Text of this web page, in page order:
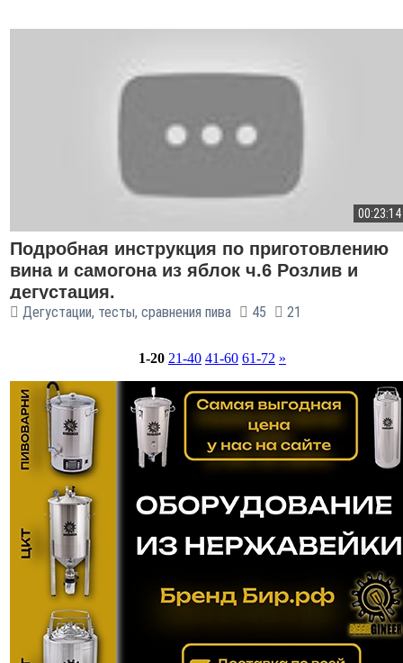
00:23:14
Подробная инструкция по приготовлению
вина и самогона из яблок ч.6 Розлив и
дегустация.
Дегустации, тесты, сравнения пива 45 21
1-20 21-40 41-60 61-72 »